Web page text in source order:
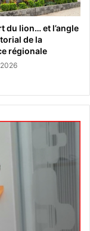
du lion… et l’angle
de la
régionale